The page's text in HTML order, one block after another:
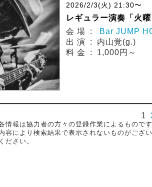
2026/2/3(火) 21:30〜
レギュラー演奏「火曜
会 場 :
Bar JUMP
出 演 : 内山覚(g.)
料 金 : 1,000円～
1
情報は協力者の方々の登録作業によるものです
容により検索結果で表示されないものがござい
ださい。